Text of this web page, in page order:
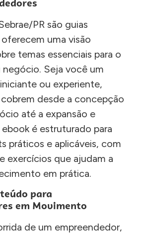
PR são guias
uma visão
temas essenciais para o
Seja você um
ou experiente,
desde a concepção
até a expansão e
é estruturado para
práticos e aplicáveis, com
exercícios que ajudam a
em prática.
para
em Movimento
de um empreendedor,